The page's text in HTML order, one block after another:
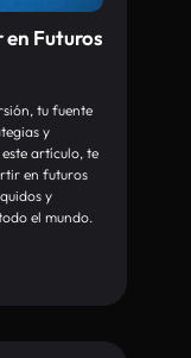
Futuros
tu fuente
y
artículo, te
en futuros
y
el mundo.